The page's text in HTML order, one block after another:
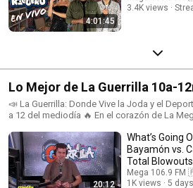
4:01:45
3.4K views
Lo Mejor de La Guerrilla 10a-
📣 La Guerrilla: Donde Vive la Joda y el
a 12 del mediodía 🔥 En el corazón de La
deportivo y comentarios sociales.
12 del mediodía, este programa no solo
audiencia con energía, humor, y análisis
Experiencia de Comunidad en Vivo 🗣️ La
Guerrilla". Desde llamadas en vivo al 📞 787-
20:12
What’s Going
Bayamón vs.
Total
Questions!
Mega 106.9
1K views
5